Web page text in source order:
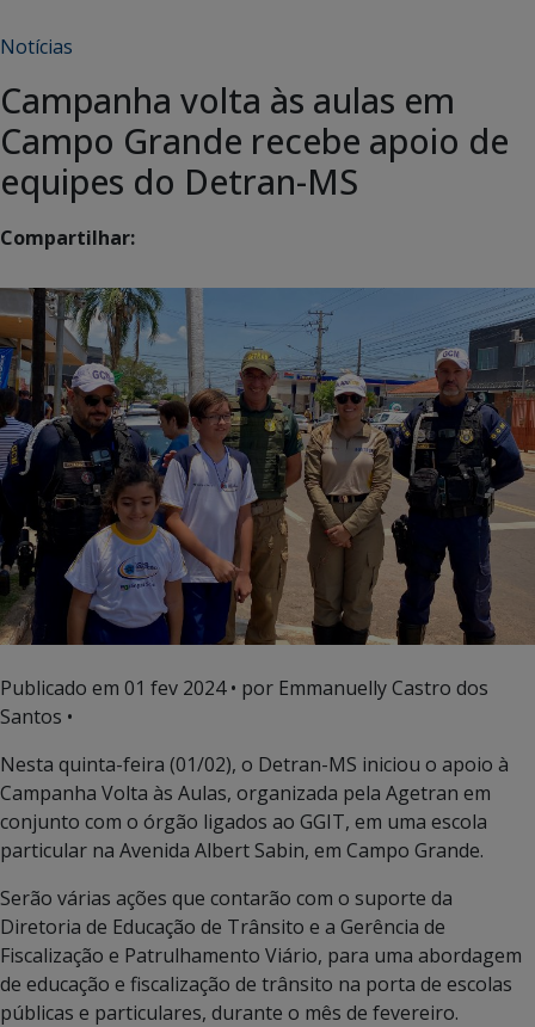
Notícias
Campanha volta às aulas em
Campo Grande recebe apoio de
equipes do Detran-MS
Compartilhar:
Publicado em 01 fev 2024• por Emmanuelly Castro dos
Santos •
Nesta quinta-feira (01/02), o Detran-MS iniciou o apoio à
Campanha Volta às Aulas, organizada pela Agetran em
conjunto com o órgão ligados ao GGIT, em uma escola
particular na Avenida Albert Sabin, em Campo Grande.
Serão várias ações que contarão com o suporte da
Diretoria de Educação de Trânsito e a Gerência de
Fiscalização e Patrulhamento Viário, para uma abordagem
de educação e fiscalização de trânsito na porta de escolas
públicas e particulares, durante o mês de fevereiro.